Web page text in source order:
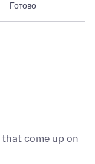
Готово
come up on